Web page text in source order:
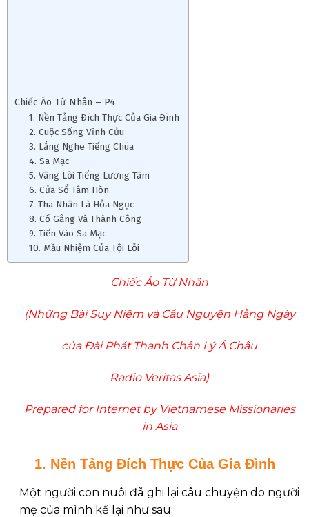
Chiếc Áo Từ Nhân – P4
1. Nền Tảng Ðích Thực Của Gia Ðình
2. Cuộc Sống Vĩnh Cửu
3. Lắng Nghe Tiếng Chúa
4. Sa Mạc
5. Vâng Lời Tiếng Lương Tâm
6. Cửa Sổ Tâm Hồn
7. Tha Nhân Là Hỏa Ngục
8. Cố Gắng Và Thành Công
9. Tiến Vào Sa Mạc
10. Mầu Nhiệm Của Tội Lỗi
Chiếc Áo Từ Nhân
(Những Bài Suy Niệm và Cầu Nguyện Hằng Ngày
của Ðài Phát Thanh Chân Lý Á Châu
Radio Veritas Asia)
Prepared for Internet by Vietnamese Missionaries
in Asia
1. Nền Tảng Ðích Thực Của Gia Ðình
Một người con nuôi đã ghi lại câu chuyện do người
mẹ của mình kể lại như sau: